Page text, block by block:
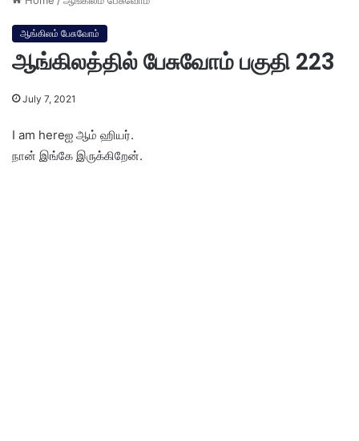
ஆங்கிலம் பேசுவோம்
ஆங்கிலத்தில் பேசுவோம் பகுதி 223
July 7, 2021
I am hereஐ ஆம் ஹியர்.
நான் இங்கே இருக்கிறேன்.